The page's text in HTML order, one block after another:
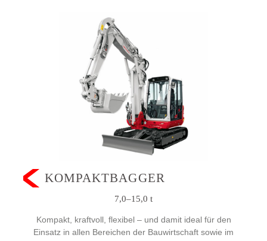
KOMPAKTBAGGER
7,0–15,0 t
Kompakt, kraftvoll, flexibel – und damit ideal für den
Einsatz in allen Bereichen der Bauwirtschaft sowie im